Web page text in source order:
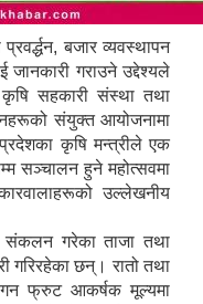
बजार व्यवस्थापन
जानकारी गराउने उद्देश्यले
कृषि सहकारी संस्था तथा
संयुक्त आयोजनामा
कृषि मन्त्रीले एक
सञ्चालन हुने महोत्सवमा
उल्लेखनीय
संकलन गरेका ताजा तथा
गरिरहेका छन्। रातो तथा
फ्रुट आकर्षक मूल्यमा